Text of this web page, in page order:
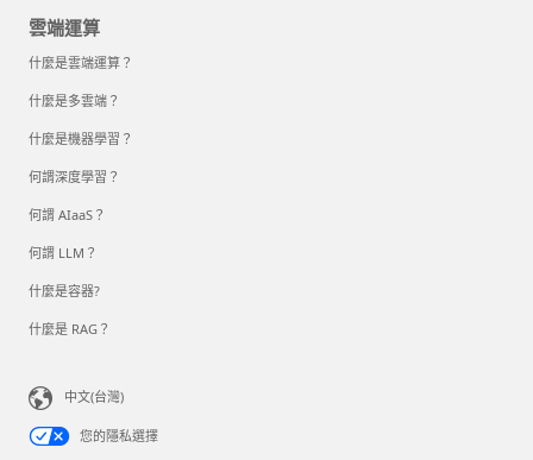
雲端運算
什麼是雲端運算？
什麼是多雲端？
什麼是機器學習？
何謂深度學習？
何謂 AIaaS？
何謂 LLM？
什麼是容器?
什麼是 RAG？
中文(台灣)
您的隱私選擇